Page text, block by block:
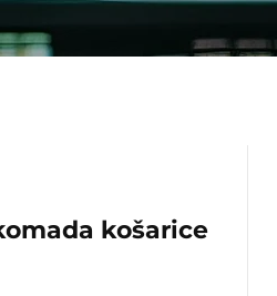
košarice